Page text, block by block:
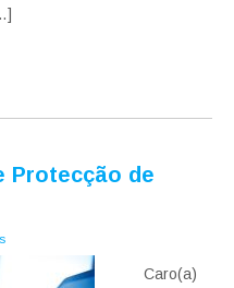
Protecção de
Caro(a)